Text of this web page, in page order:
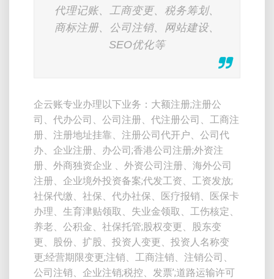
代理记账、工商变更、税务筹划、
商标注册、公司注销、网站建设、
SEO优化等
企云账专业办理以下业务：大额注册;注册公
司、代办公司、公司注册、代注册公司、工商注
册、注册地址挂靠、注册公司代开户、公司代
办、企业注册、办公司;香港公司注册;外资注
册、外商独资企业 、外资公司注册、海外公司
注册、企业境外投资备案;代发工资、工资发放;
社保代缴、社保、代办社保、医疗报销、医保卡
办理、生育津贴领取、失业金领取、工伤核定、
养老、公积金、社保托管;股权变更、股东变
更、股份、扩股、投资人变更、投资人名称变
更;经营期限变更;注销、工商注销、注销公司、
公司注销、企业注销;税控、发票’;道路运输许可